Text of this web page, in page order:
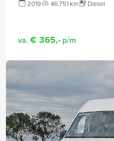
2019 46.751 km Diesel
va. € 365,- p/m